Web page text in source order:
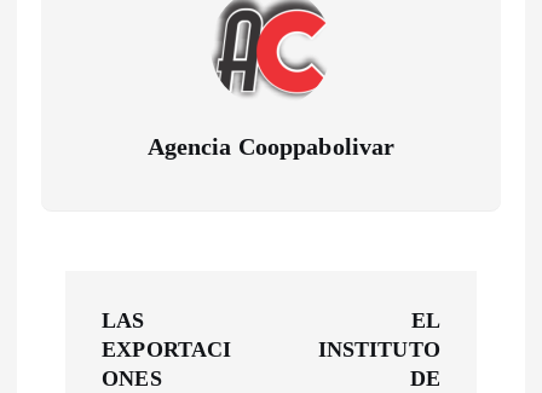
Agencia Cooppabolivar
LAS
EXPORTACI
ONES
EL
INSTITUTO
DE